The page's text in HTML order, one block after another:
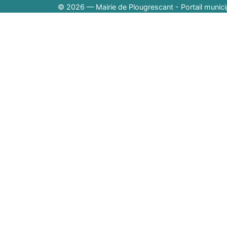
© 2026 — Mairie de Plougrescant - Portail